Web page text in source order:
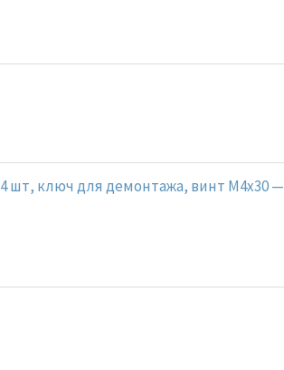
шт, ключ для демонтажа, винт M4x30 —